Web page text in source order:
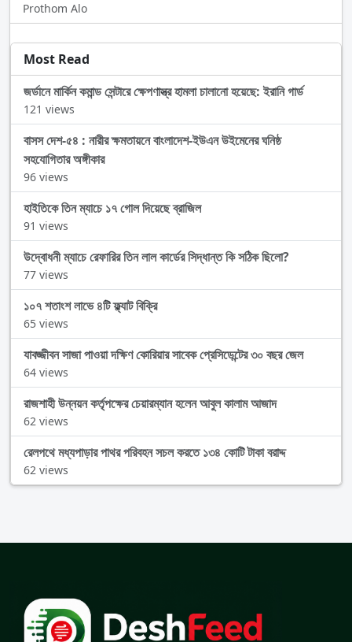
Prothom Alo
Most Read
জর্ডানে মার্কিন কমান্ড সেন্টারে ক্ষেপণাস্ত্র হামলা চালানো হয়েছে: ইরানি গার্ড
121 views
বাসস দেশ-৫৪ : নারীর ক্ষমতায়নে বাংলাদেশ-ইউএন উইমেনের ঘনিষ্ঠ
সহযোগিতার অঙ্গীকার
96 views
হাইতিকে তিন ম্যাচে ১৭ গোল দিয়েছে ব্রাজিল
91 views
উদ্বোধনী ম্যাচে রেফারির তিন লাল কার্ডের সিদ্ধান্ত কি সঠিক ছিলো?
77 views
১০৭ শতাংশ লাভে ৪টি ফ্ল্যাট বিক্রি
65 views
যাবজ্জীবন সাজা পাওয়া দক্ষিণ কোরিয়ার সাবেক প্রেসিডেন্টের ৩০ বছর জেল
64 views
রাজশাহী উন্নয়ন কর্তৃপক্ষের চেয়ারম্যান হলেন আবুল কালাম আজাদ
62 views
রেলপথে মধ্যপাড়ার পাথর পরিবহন সচল করতে ১৩৪ কোটি টাকা বরাদ্দ
62 views